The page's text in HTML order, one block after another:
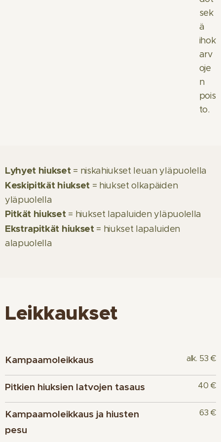
sek
ä
ihok
arv
oje
n
pois
to.
Lyhyet hiukset= niskahiukset leuan yläpuolella
Keskipitkät hiukset = hiukset olkapäiden
yläpuolella
Pitkät hiukset= hiukset lapaluiden yläpuolella
Ekstrapitkät hiukset = hiukset lapaluiden
alapuolella
Leikkaukset
Kampaamoleikkaus alk. 53 €
Pitkien hiuksien latvojen tasaus 40 €
Kampaamoleikkaus ja hiusten
pesu
63 €